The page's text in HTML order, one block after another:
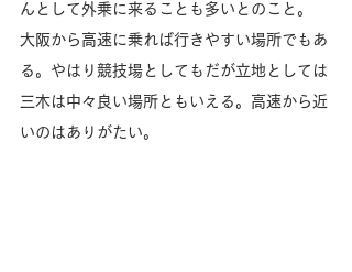
んとして外乗に来ることも多いとのこと。
大阪から高速に乗れば行きやすい場所でもあ
る。やはり競技場としてもだが立地としては
三木は中々良い場所ともいえる。高速から近
いのはありがたい。